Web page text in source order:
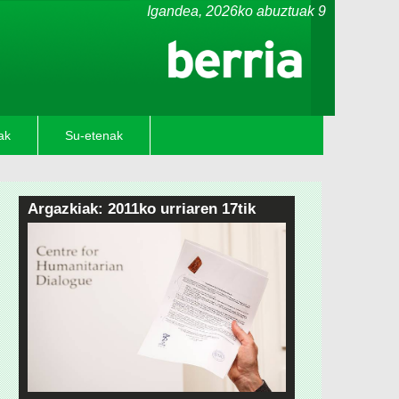
Igandea, 2026ko abuztuak 9
Su-etenak
Argazkiak: 2011ko urriaren 17tik